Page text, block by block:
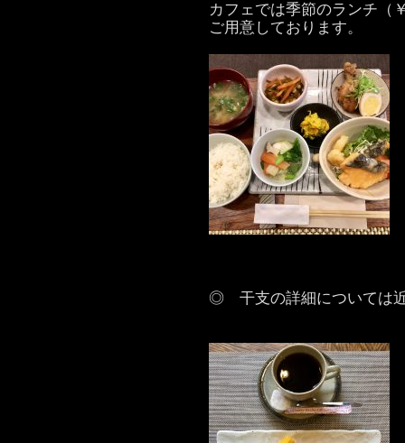
カフェでは季節のランチ（
ご用意しております。
◎ 干支の詳細については